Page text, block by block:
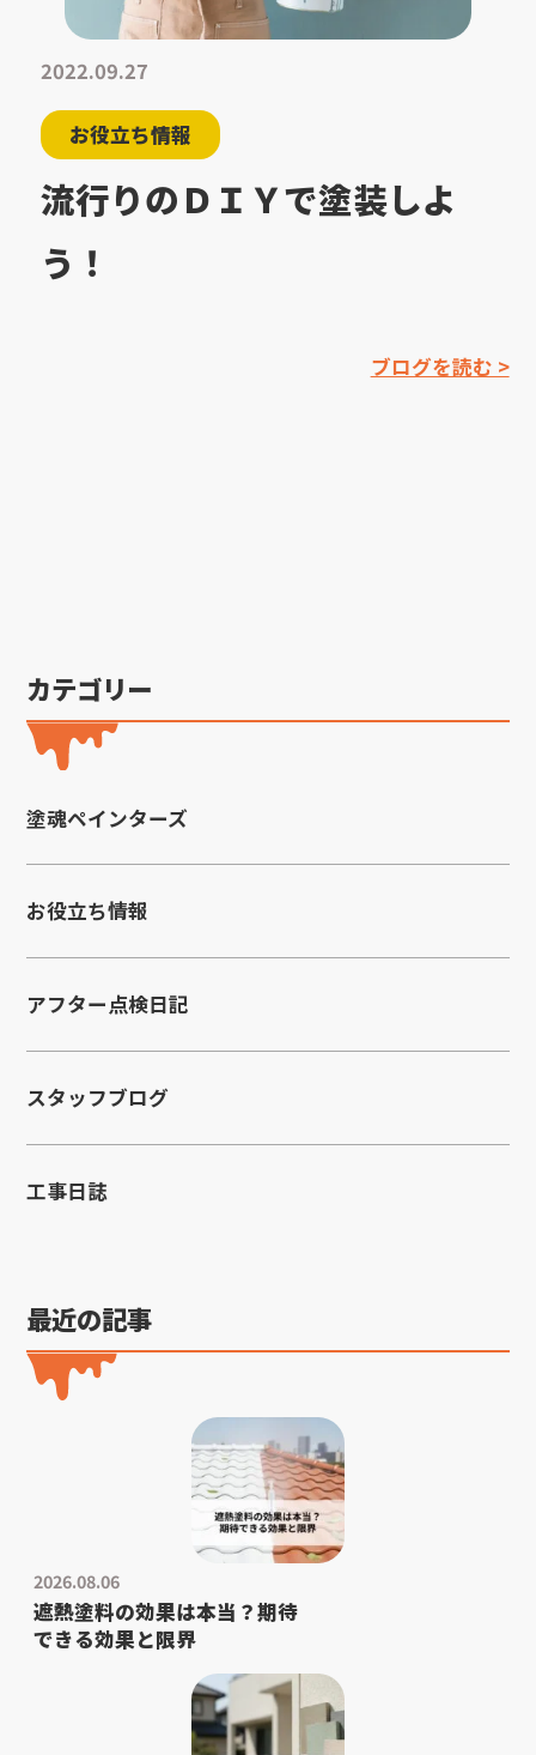
2022.09.27
お役立ち情報
流行りのＤＩＹで塗装しよ
う！
ブログを読む >
カテゴリー
塗魂ペインターズ
お役立ち情報
アフター点検日記
スタッフブログ
工事日誌
最近の記事
2026.08.06
遮熱塗料の効果は本当？期待
できる効果と限界